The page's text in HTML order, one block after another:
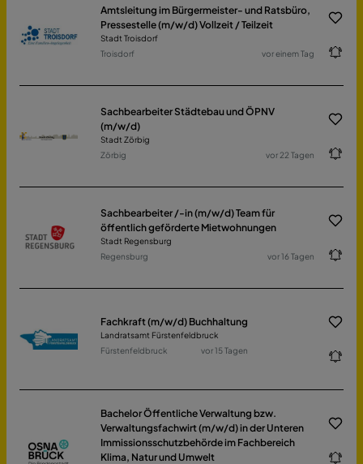
Amtsleitung im Bürgermeister- und Ratsbüro,
Pressestelle (m/w/d) Vollzeit / Teilzeit
Stadt Troisdorf
Troisdorf
vor einem Tag
Sachbearbeiter Städtebau und ÖPNV
(m/w/d)
Stadt Zörbig
Zörbig
vor 22 Tagen
Sachbearbeiter /-in (m/w/d) Team für
öffentlich geförderte Mietwohnungen
Stadt Regensburg
Regensburg
vor 16 Tagen
Fachkraft (m/w/d) Buchhaltung
Landratsamt Fürstenfeldbruck
Fürstenfeldbruck
vor 15 Tagen
Bachelor Öffentliche Verwaltung bzw.
Verwaltungsfachwirt (m/w/d) in der Unteren
Immissionsschutzbehörde im Fachbereich
Klima, Natur und Umwelt